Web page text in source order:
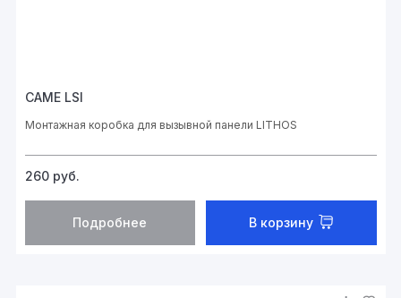
CAME LSI
Монтажная коробка для вызывной панели LITHOS
260 руб.
Подробнее В корзину